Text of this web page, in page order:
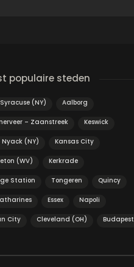
populaire steden
(NY) Aalborg
– Zaanstreek Keswick
Nyack (NY) Kansas City
(WV) Kerkrade
Station Tongeren Quincy
Essex Napoli
City Cleveland (OH) Budapest